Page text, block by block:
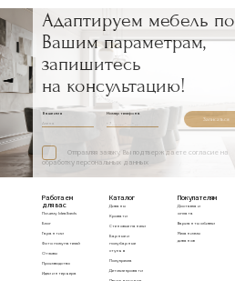
Адаптируем мебель по
Вашим параметрам,
запишитесь
на консультацию!
Ваше имя Номер телефона
Записаться
Отправляя заявку, Вы подтверждаете согласие на
обработку персональных данных
Работаем
для вас
Почему Idealbeds
Блог
Гарантии
Фото покупателей
Отзывы
Производство
Идеи интерьера
Каталог
Диваны
Кровати
Стеновые панели
Барные и
полубарные
стулья
Полукресла
Детские кровати
Покупателям
Доставка и
оплата
Варианты обивки
Механизмы
диванов